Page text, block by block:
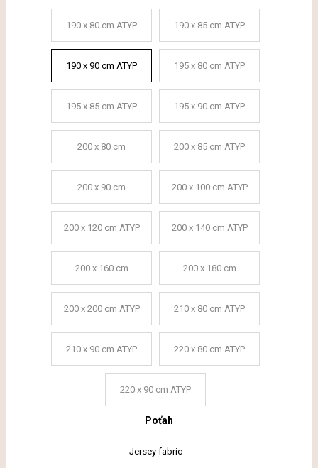
190 x 80 cm ATYP 190 x 85 cm ATYP
190 x 90 cm ATYP 195 x 80 cm ATYP
195 x 85 cm ATYP 195 x 90 cm ATYP
200 x 80 cm 200 x 85 cm ATYP
200 x 90 cm 200 x 100 cm ATYP
200 x 120 cm ATYP 200 x 140 cm ATYP
200 x 160 cm 200 x 180 cm
200 x 200 cm ATYP 210 x 80 cm ATYP
210 x 90 cm ATYP 220 x 80 cm ATYP
220 x 90 cm ATYP
Poťah
Jersey fabric